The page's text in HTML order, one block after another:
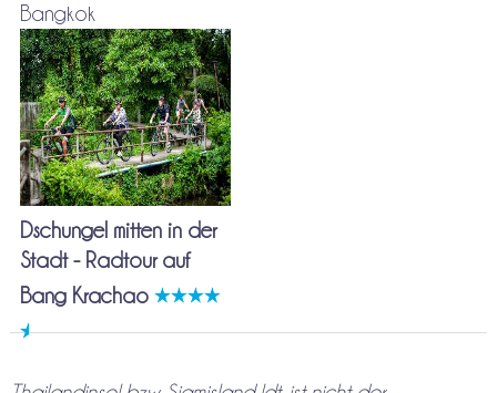
Bangkok
Dschungel mitten in der
Stadt - Radtour auf
Bang Krachao